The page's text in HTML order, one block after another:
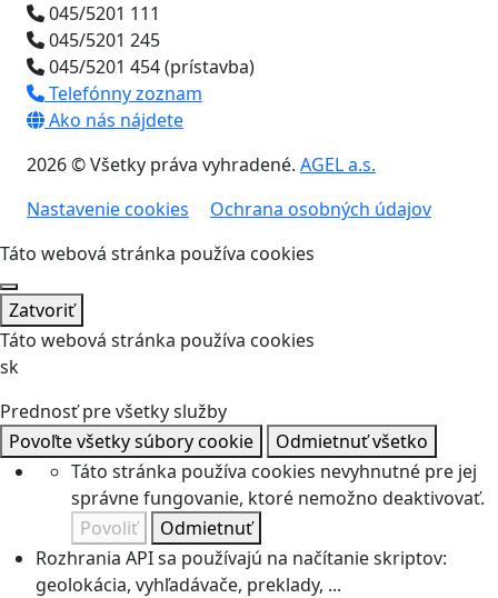
045/5201 111
045/5201 245
045/5201 454 (prístavba)
Telefónny zoznam
Ako nás nájdete
2026 © Všetky práva vyhradené. AGEL a.s.
Nastavenie cookies
Ochrana osobných údajov
Táto webová stránka používa cookies
Zatvoriť
Táto webová stránka používa cookies
sk
Prednosť pre všetky služby
Povoľte všetky súbory cookie
Odmietnuť všetko
Táto stránka používa cookies nevyhnutné pre jej
správne fungovanie, ktoré nemožno deaktivovať.
Povoliť
Odmietnuť
Rozhrania API sa používajú na načítanie skriptov:
geolokácia, vyhľadávače, preklady, ...